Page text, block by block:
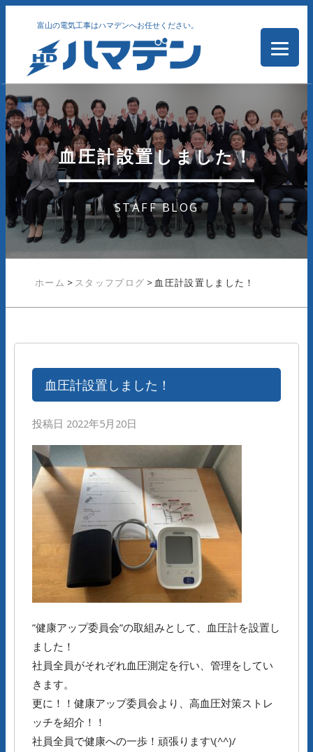
富山の電気工事はハマデンへお任せください。
血圧計設置しました！
STAFF BLOG
ホーム > スタッフブログ > 血圧計設置しました！
血圧計設置しました！
投稿日 2022年5月20日
”健康アップ委員会”の取組みとして、血圧計を設置し
ました！
社員全員がそれぞれ血圧測定を行い、管理をしてい
きます。
更に！！健康アップ委員会より、高血圧対策ストレ
ッチを紹介！！
社員全員で健康への一歩！頑張ります\(^^)/